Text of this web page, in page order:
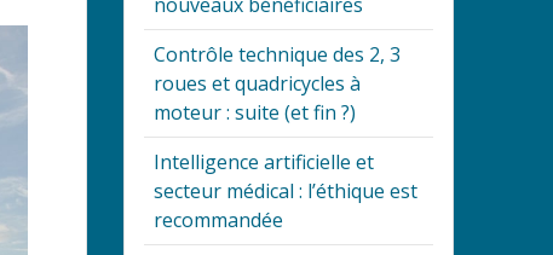
Contrôle technique des 2, 3
roues et quadricycles à
moteur : suite (et fin ?)
Intelligence artificielle et
secteur médical : l’éthique est
recommandée